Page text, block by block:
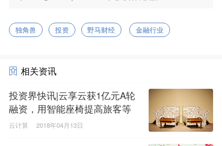
独角兽 投资 野马财经 金融行业
相关资讯
投资界快讯|云享云获1亿元A轮
融资，用智能座椅提高旅客等
待体验
云计算 2018年04月13日